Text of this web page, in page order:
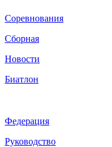
Соревнования
Сборная
Новости
Биатлон
Федерация
Руководство